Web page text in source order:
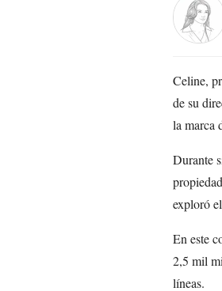
Celine,
de su
la marca
Durante
exploró
En este
2,5 mil
líneas.